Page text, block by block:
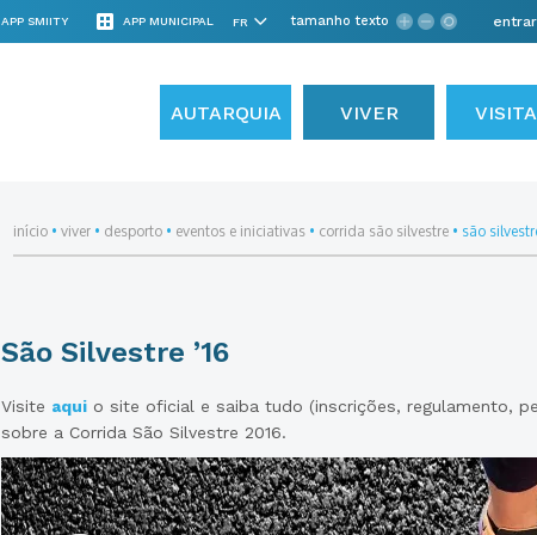
APP SMIITY APP MUNICIPAL tamanho texto
AUTARQUIA VIVER
início•viver• desporto• eventos e iniciativas• corrida são silvestre• são
São Silvestre ’16
Visite aquio site oficial e saiba tudo (inscrições, regulamento,
sobre a Corrida São Silvestre 2016.